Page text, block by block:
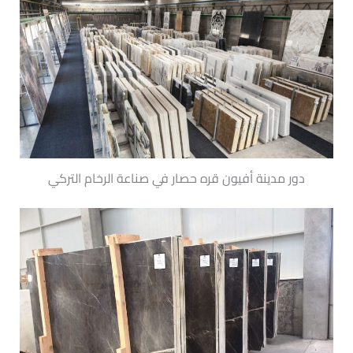
دور مدينة أفيون قره حصار في صناعة الرخام التركي